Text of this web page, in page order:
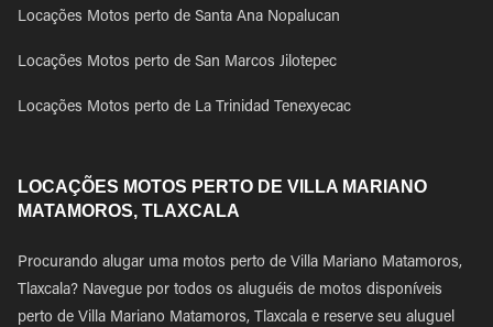
Locações Motos perto de Santa Ana Nopalucan
Locações Motos perto de San Marcos Jilotepec
Locações Motos perto de La Trinidad Tenexyecac
LOCAÇÕES MOTOS PERTO DE VILLA MARIANO
MATAMOROS, TLAXCALA
Procurando alugar uma motos perto de Villa Mariano Matamoros,
Tlaxcala? Navegue por todos os aluguéis de motos disponíveis
perto de Villa Mariano Matamoros, Tlaxcala e reserve seu aluguel